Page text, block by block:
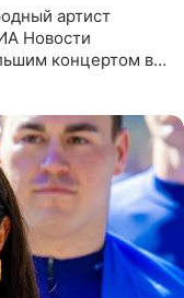
артист
Новости
концертом в